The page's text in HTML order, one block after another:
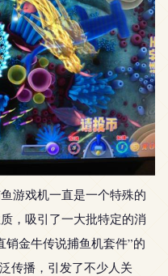
游戏机一直是一个特殊的
，吸引了一大批特定的消
销金牛传说捕鱼机套件”的
传播，引发了不少人关